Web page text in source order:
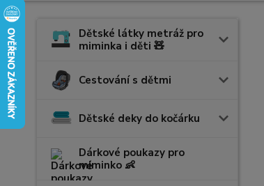
Dětské látky metráž pro
miminka i děti 🧸
Cestování s dětmi
Dětské deky do kočárku
Dárkové poukazy pro
miminko 👶